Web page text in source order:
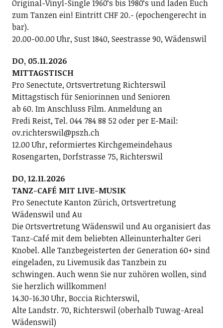
Original-Vinyl-Single 1960ʻs bis 1980ʻs und laden Euch
zum Tanzen ein! Eintritt CHF 20.- (epochengerecht in
bar).
20.00-00.00 Uhr, Sust 1840, Seestrasse 90, Wädenswil
DO, 05.11.2026
MITTAGSTISCH
Pro Senectute, Ortsvertretung Richterswil
Mittagstisch für Seniorinnen und Senioren
ab 60. Im Anschluss Film. Anmeldung an
Fredi Reist, Tel. 044 784 88 52 oder per E-Mail:
ov.richterswil@pszh.ch
12.00 Uhr, reformiertes Kirchgemeindehaus
Rosengarten, Dorfstrasse 75, Richterswil
DO, 12.11.2026
TANZ-CAFÉ MIT LIVE-MUSIK
Pro Senectute Kanton Zürich, Ortsvertretung
Wädenswil und Au
Die Ortsvertretung Wädenswil und Au organisiert das
Tanz-Café mit dem beliebten Alleinunterhalter Geri
Knobel. Alle Tanzbegeisterten der Generation 60+ sind
eingeladen, zu Livemusik das Tanzbein zu
schwingen. Auch wenn Sie nur zuhören wollen, sind
Sie herzlich willkommen!
14.30-16.30 Uhr, Boccia Richterswil,
Alte Landstr. 70, Richterswil (oberhalb Tuwag-Areal
Wädenswil)